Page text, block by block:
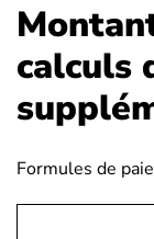
calculs
Formules de